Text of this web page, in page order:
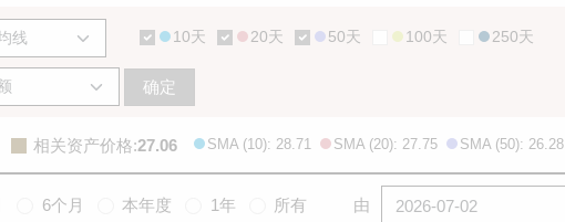
10天 20天 50天 100天 250天
确定
相关资产价格:27.06 SMA (10): 28.71 SMA (20): 27.75 SMA (50): 26.28
6个月 本年度 1年 所有 由